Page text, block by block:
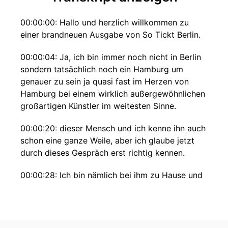
00:00:00: Hallo und herzlich willkommen zu
einer brandneuen Ausgabe von So Tickt Berlin.
00:00:04: Ja, ich bin immer noch nicht in Berlin
sondern tatsächlich noch ein Hamburg um
genauer zu sein ja quasi fast im Herzen von
Hamburg bei einem wirklich außergewöhnlichen
großartigen Künstler im weitesten Sinne.
00:00:20: dieser Mensch und ich kenne ihn auch
schon eine ganze Weile, aber ich glaube jetzt
durch dieses Gespräch erst richtig kennen.
00:00:28: Ich bin nämlich bei ihm zu Hause und